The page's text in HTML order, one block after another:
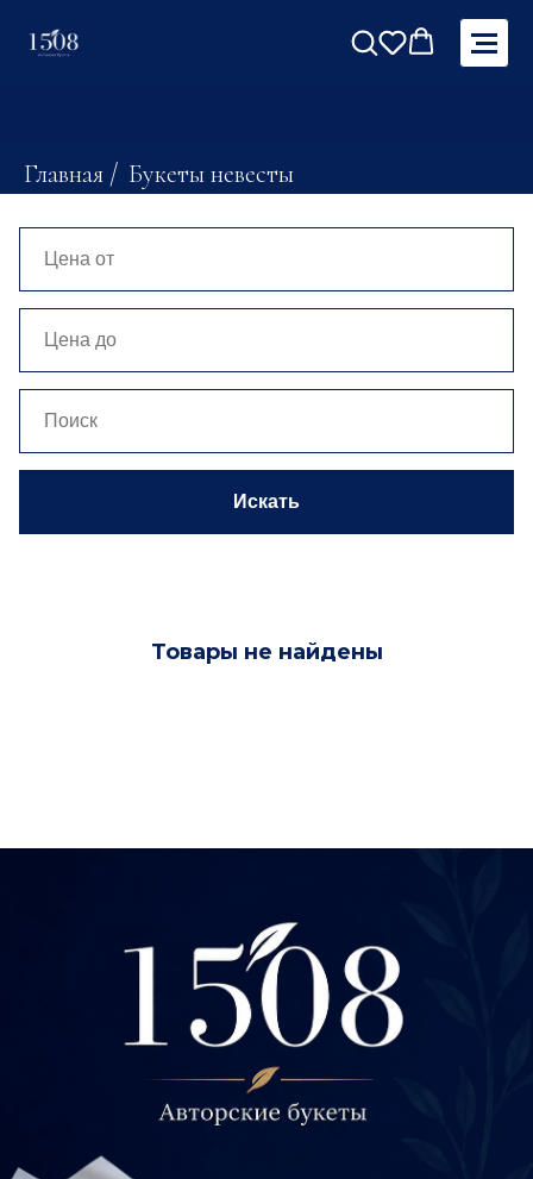
Главная / Букеты невесты
Искать
Товары не найдены